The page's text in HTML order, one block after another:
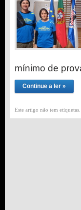
mínimo de
Continue a ler »
Este artigo não tem etiquetas.